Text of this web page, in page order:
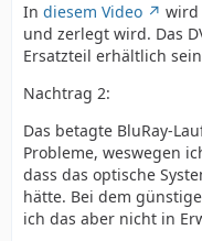
In diesem Video
wird
und zerlegt wird. Das
Ersatzteil erhältlich
Nachtrag 2:
Das betagte BluRay-
Probleme, weswegen
dass das optische
hätte. Bei dem
ich das aber nicht in